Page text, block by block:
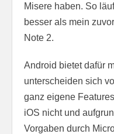
Misere haben. So
besser als mein
Note 2.
Android bietet dafür
unterscheiden sich
ganz eigene
iOS nicht und
Vorgaben durch